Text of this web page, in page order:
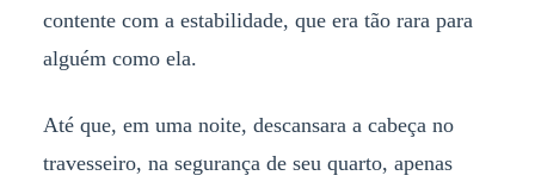
contente com a estabilidade, que era tão rara para
alguém como ela.
Até que, em uma noite, descansara a cabeça no
travesseiro, na segurança de seu quarto, apenas